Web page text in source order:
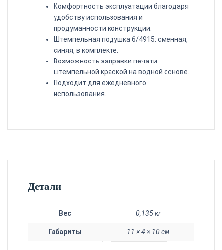
Комфортность эксплуатации благодаря
удобству использования и
продуманности конструкции.
Штемпельная подушка 6/4915: сменная,
синяя, в комплекте.
Возможность заправки печати
штемпельной краской на водной основе.
Подходит для ежедневного
использования.
Детали
Вес 0,135 кг
Габариты 11 × 4 × 10 см